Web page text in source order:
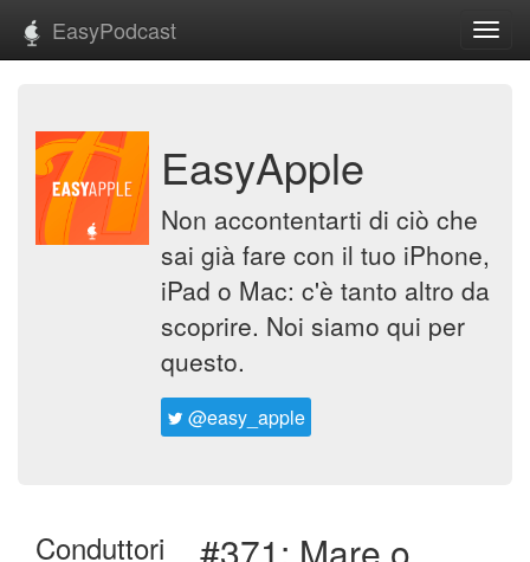
EasyPodcast
EasyApple
Non accontentarti di ciò che
sai già fare con il tuo iPhone,
iPad o Mac: c'è tanto altro da
scoprire. Noi siamo qui per
questo.
@easy_apple
Conduttori